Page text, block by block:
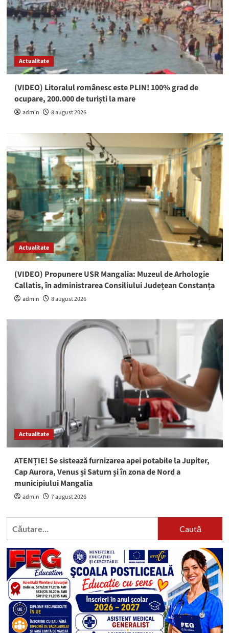
Actualitate
(VIDEO) Litoralul românesc este PLIN! 100% grad de
ocupare, 200.000 de turiști la mare
admin 8 august 2026
Actualitate
(VIDEO) Propunere USR Mangalia: Muzeul de Arhologie
Callatis, în administrarea Consiliului Județean Constanța
admin 8 august 2026
Actualitate
ATENȚIE! Se sistează furnizarea apei potabile la Jupiter,
Cap Aurora, Venus și Saturn și în zona de Nord a
municipiului Mangalia
admin 7 august 2026
Caută